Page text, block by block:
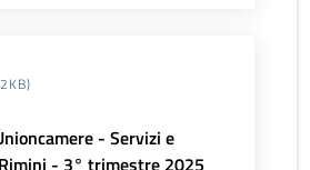
- Servizi e